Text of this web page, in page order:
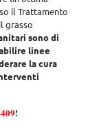
il Trattamento
grasso
sono di
linee
la cura
!